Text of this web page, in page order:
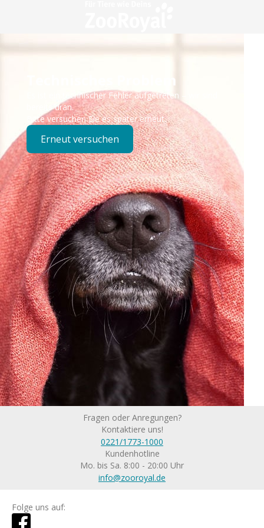
Technisches Problem
Es ist ein technischer Fehler aufgetreten – wir sind
bereits dran.
Bitte versuchen Sie es später erneut.
Erneut versuchen
Fragen oder Anregungen?
Kontaktiere uns!
0221/1773-1000
Kundenhotline
Mo. bis Sa. 8:00 - 20:00 Uhr
info@zooroyal.de
Folge uns auf: